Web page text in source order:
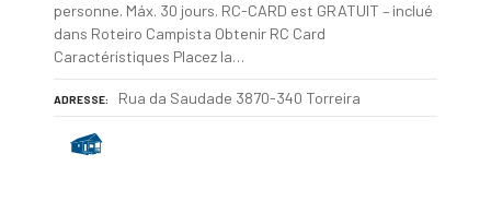
personne. Máx. 30 jours. RC-CARD est GRATUIT – inclué
dans Roteiro Campista Obtenir RC Card
Caractérístiques Placez la…
ADRESSE Rua da Saudade 3870-340 Torreira